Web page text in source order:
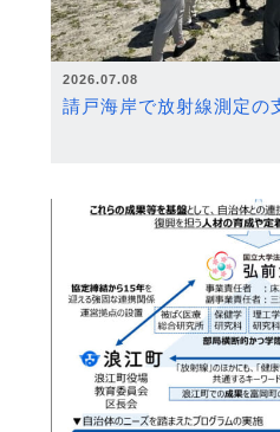
2026.07.08
請戸海岸で放射線測定の